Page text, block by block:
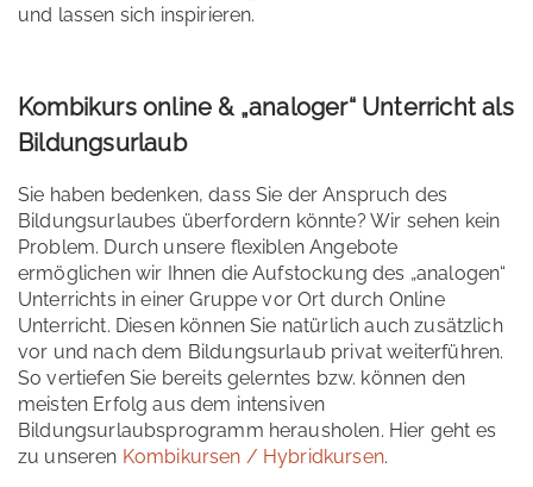
und lassen sich inspirieren.
Kombikurs online & „analoger“ Unterricht als
Bildungsurlaub
Sie haben bedenken, dass Sie der Anspruch des
Bildungsurlaubes überfordern könnte? Wir sehen kein
Problem. Durch unsere flexiblen Angebote
ermöglichen wir Ihnen die Aufstockung des „analogen“
Unterrichts in einer Gruppe vor Ort durch Online
Unterricht. Diesen können Sie natürlich auch zusätzlich
vor und nach dem Bildungsurlaub privat weiterführen.
So vertiefen Sie bereits gelerntes bzw. können den
meisten Erfolg aus dem intensiven
Bildungsurlaubsprogramm herausholen. Hier geht es
zu unseren Kombikursen / Hybridkursen.